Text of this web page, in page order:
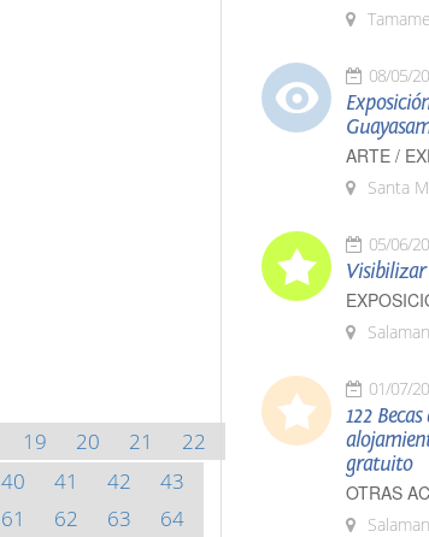
19 20 21
22
40 41 42
43
61 62 63
64
08/05/
ARTE /
Santa
05/06/
Visibilizar
01/07/
122
gratuito
OTRAS